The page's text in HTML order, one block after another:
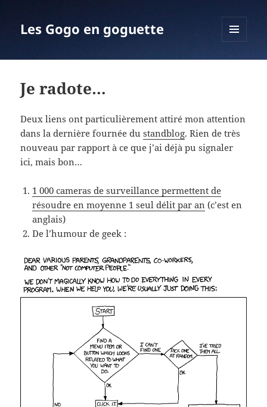
Les Gogo en goguette
Je radote…
Deux liens ont particulièrement attiré mon attention
dans la dernière fournée dustandblog. Rien de très
nouveau par rapport à ce que j’ai déjà pu signaler
ici, mais bon…
1 000 cameras de surveillance permettent de
résoudre en moyenne 1 seul délit par an (c’est en
anglais)
De l’humour de geek :